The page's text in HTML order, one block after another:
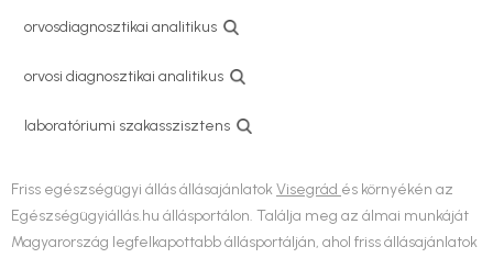
orvosdiagnosztikai analitikus
orvosi diagnosztikai analitikus
laboratóriumi szakasszisztens
Friss egészségügyi állás állásajánlatok Visegrád és környékén az
Egészségügyiállás.hu állásportálon. Találja meg az álmai munkáját
Magyarország legfelkapottabb állásportálján, ahol friss állásajánlatok